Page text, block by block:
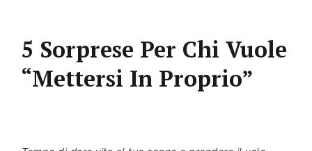
5 Sorprese Per Chi Vuole